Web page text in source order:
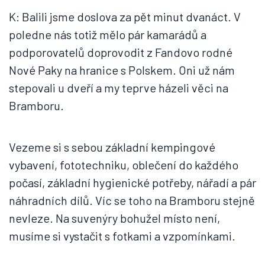
K: Balili jsme doslova za pět minut dvanáct. V
poledne nás totiž mělo pár kamarádů a
podporovatelů doprovodit z Fandovo rodné
Nové Paky na hranice s Polskem. Oni už nám
stepovali u dveří a my teprve házeli věci na
Bramboru.
Vezeme si s sebou základní kempingové
vybavení, fototechniku, oblečení do každého
počasí, základní hygienické potřeby, nářadí a pár
náhradních dílů. Víc se toho na Bramboru stejně
nevleze. Na suvenýry bohužel místo není,
musíme si vystačit s fotkami a vzpomínkami.